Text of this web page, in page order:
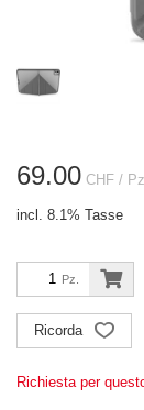
69.00 CHF /
incl. 8.1% Tasse
Pz.
Ricorda
Richiesta per